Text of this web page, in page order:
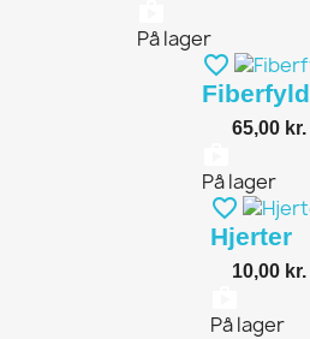
På lager
favorite_border
Fiberfyld
65,00 kr.
På lager
favorite_border
Hjerter
10,00 kr.
På lager